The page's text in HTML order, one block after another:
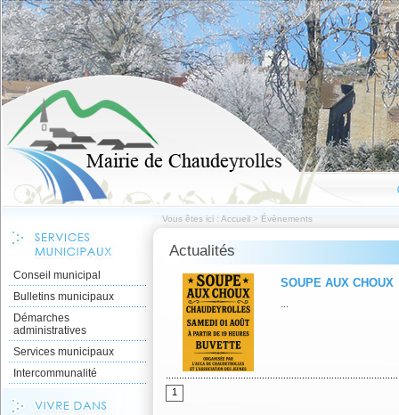
Vous êtes ici : Accueil > Évènements
Conseil municipal
Bulletins municipaux
Démarches
administratives
Services municipaux
Intercommunalité
Actualités
SOUPE AUX CHOUX
1